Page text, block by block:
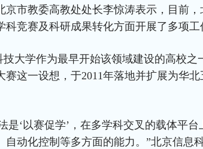
京市教委高教处处长李惊涛表示，目前
科竞赛及科研成果转化方面开展了多项工
技大学作为最早开始该领域建设的高校之
赛这一设想，于2011年落地并扩展为华
是‘以赛促学’，在多学科交叉的载体平
自动化控制等多方面的能力。”北京信息